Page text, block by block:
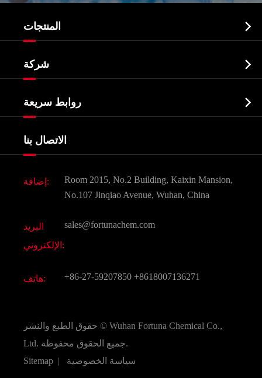
المنتجات 
الصيدلانية وسيطة
البيوكيميائية
Agrochemicals و الوسطيات
مكونات مستحضرات التجميل
النكهات و عطور
الكيميائية CAS
جميع المواد الكيميائية غرامة
شركة 
شهادات و مصنع تظهر
شركة التاريخ
روابط سريعة 
الاتصال بنا
إضافة:
Room 2015, No.2 Building, Kaixin Mansion,
No.107 Jinqiao Avenue, Wuhan, China
البريد
الإلكتروني:
sales@fortunachem.com
هاتف: +86-27-59207850 +8618007136271
حقوق الطبع والنشر © Wuhan Fortuna Chemical Co.,
Ltd.
جميع الحقوق محفوظة.
Sitemap | سياسة الخصوصية